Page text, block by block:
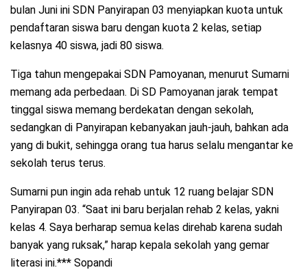
bulan Juni ini SDN Panyirapan 03 menyiapkan kuota untuk
pendaftaran siswa baru dengan kuota 2 kelas, setiap
kelasnya 40 siswa, jadi 80 siswa.
Tiga tahun mengepakai SDN Pamoyanan, menurut Sumarni
memang ada perbedaan. Di SD Pamoyanan jarak tempat
tinggal siswa memang berdekatan dengan sekolah,
sedangkan di Panyirapan kebanyakan jauh-jauh, bahkan ada
yang di bukit, sehingga orang tua harus selalu mengantar ke
sekolah terus terus.
Sumarni pun ingin ada rehab untuk 12 ruang belajar SDN
Panyirapan 03. “Saat ini baru berjalan rehab 2 kelas, yakni
kelas 4. Saya berharap semua kelas direhab karena sudah
banyak yang ruksak,” harap kepala sekolah yang gemar
literasi ini.*** Sopandi